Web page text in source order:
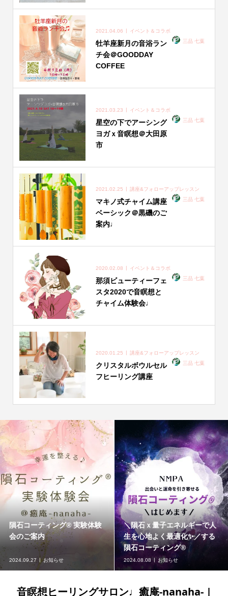
2021.04.06
イベント＆コラボ
三品 七葉
牡羊座新月の音浴ラン
チ会＠GOODDAY
COFFEE
2021.03.23
イベント＆コラボ
三品 七葉
星空の下でアーシング
ヨガｘ音瞑想＠大田原
市
2021.02.25
講座&フォローアップレッスン
三品 七葉
マキノ式チャイム講座
ベーシック＠黒磯のご
案内♩
2020.02.08
イベント＆コラボ
三品 七葉
那須ビューティーフェ
スタ2020で音瞑想と
チャイム体験会♩
2020.01.25
講座&フォローアップレッスン
三品 七葉
クリスタルボウルセル
フヒーリング講座
隕石コーティング®︎ 実験体験
会のご案内
2024.09.27 お知らせ
＼隕石ｘ量子エネルギーで人
生を心地よく最適化✨／する
隕石コーティング®︎
2024.08.08 お知らせ
音瞑想ヒーリングサロン♩癒庵-nanaha- |